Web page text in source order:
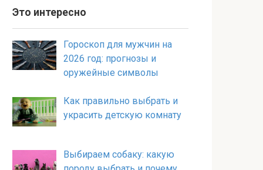
Это интересно
Гороскоп для мужчин на
2026 год: прогнозы и
оружейные символы
Как правильно выбрать и
украсить детскую комнату
Выбираем собаку: какую